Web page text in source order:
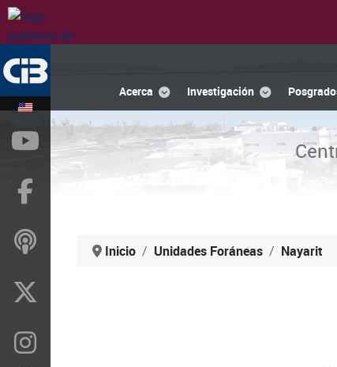
Acerca Investigación
Inicio Unidades Foráneas Nayarit
YouTube
ivoox
Instragram